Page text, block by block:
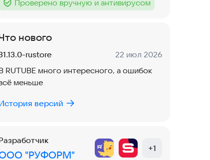
Тег :
Проверено вручную и антивирусом
нового
rustore Дата:
22 июл 2026
RUTUBE много интересного, а ошибок
меньше
версий
"РУФОРМ"
+1